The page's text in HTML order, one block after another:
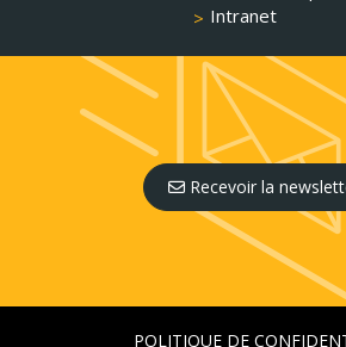
Intranet
Recevoir la
POLITIQUE DE